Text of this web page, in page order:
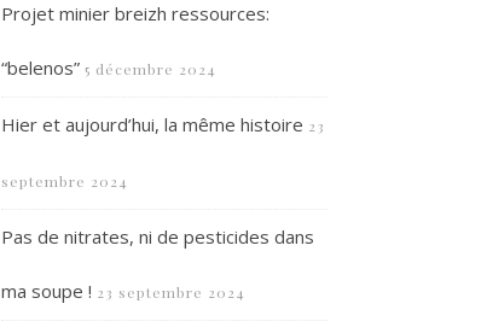
Projet minier breizh ressources:
“belenos” 5 décembre 2024
Hier et aujourd’hui, la même histoire 23
septembre 2024
Pas de nitrates, ni de pesticides dans
ma soupe ! 23 septembre 2024